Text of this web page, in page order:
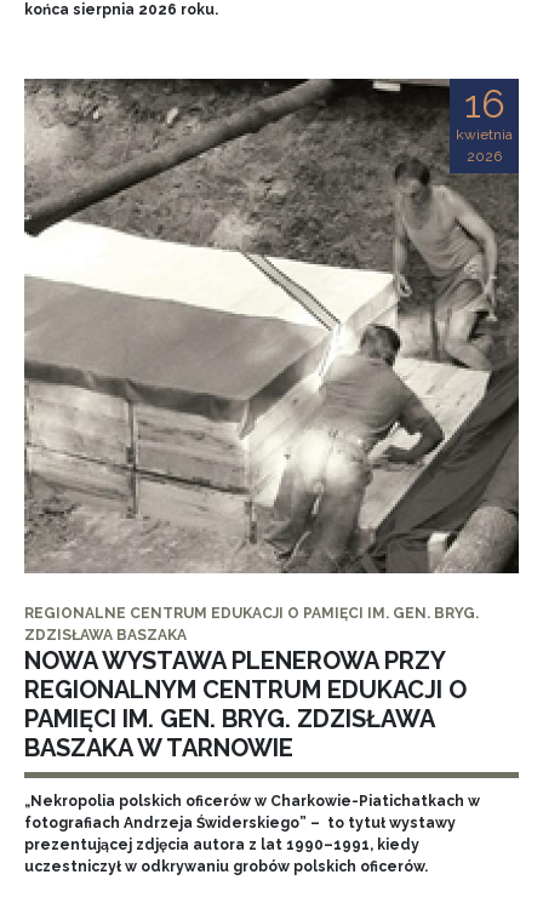
końca sierpnia 2026 roku.
16
kwietnia
2026
REGIONALNE CENTRUM EDUKACJI O PAMIĘCI IM. GEN. BRYG.
ZDZISŁAWA BASZAKA
NOWA WYSTAWA PLENEROWA PRZY
REGIONALNYM CENTRUM EDUKACJI O
PAMIĘCI IM. GEN. BRYG. ZDZISŁAWA
BASZAKA W TARNOWIE
„Nekropolia polskich oficerów w Charkowie-Piatichatkach w
fotografiach Andrzeja Świderskiego” – to tytuł wystawy
prezentującej zdjęcia autora z lat 1990–1991, kiedy
uczestniczył w odkrywaniu grobów polskich oficerów.